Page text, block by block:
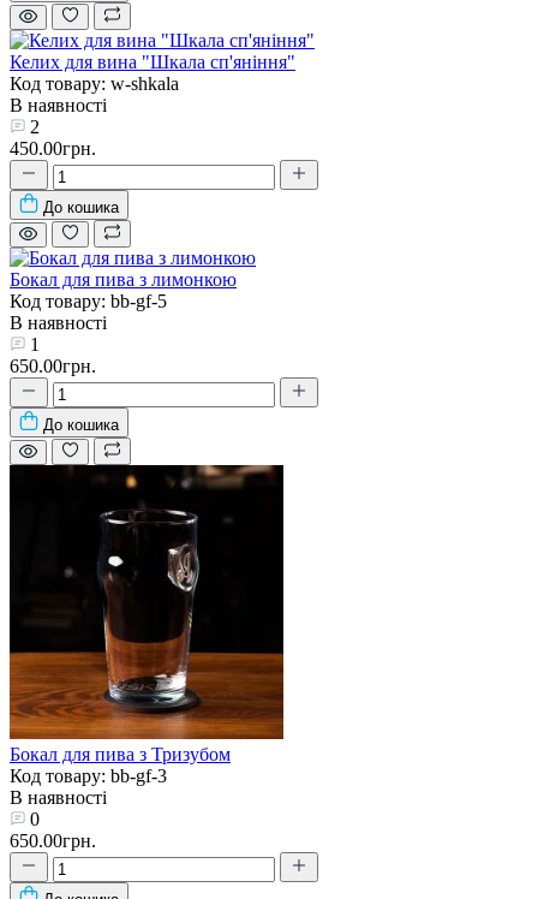
Келих для вина "Шкала сп'яніння"
Код товару: w-shkala
В наявності
2
450.00грн.
До кошика
Бокал для пива з лимонкою
Код товару: bb-gf-5
В наявності
1
650.00грн.
До кошика
Бокал для пива з Тризубом
Код товару: bb-gf-3
В наявності
0
650.00грн.